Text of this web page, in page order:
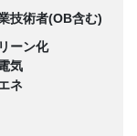
技術者(OB含む)
ーン化
気
ネ